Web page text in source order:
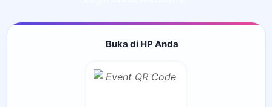
Buka di HP Anda